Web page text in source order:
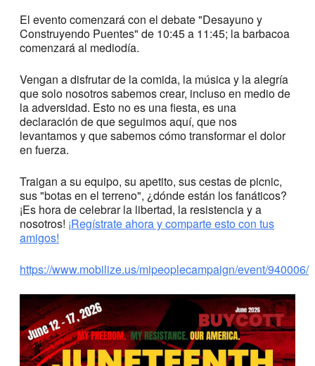
El evento comenzará con el debate "Desayuno y
Construyendo Puentes" de 10:45 a 11:45; la barbacoa
comenzará al mediodía.
Vengan a disfrutar de la comida, la música y la alegría
que solo nosotros sabemos crear, incluso en medio de
la adversidad. Esto no es una fiesta, es una
declaración de que seguimos aquí, que nos
levantamos y que sabemos cómo transformar el dolor
en fuerza.
Traigan a su equipo, su apetito, sus cestas de picnic,
sus "botas en el terreno", ¿dónde están los fanáticos?
¡Es hora de celebrar la libertad, la resistencia y a
nosotros! ¡Regístrate ahora y comparte esto con tus
amigos!
https://www.mobilize.us/mipeoplecampaign/event/940006/